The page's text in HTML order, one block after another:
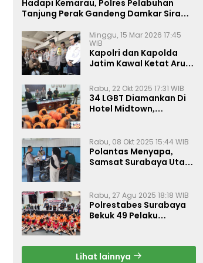
Hadapi Kemarau, Polres Pelabuhan
Tanjung Perak Gandeng Damkar Siram
Minggu, 15 Mar 2026 17:45
WIB
Kapolri dan Kapolda
Jatim Kawal Ketat Arus
Rabu, 22 Okt 2025 17:31 WIB
34 LGBT Diamankan Di
Hotel Midtown,
Rabu, 08 Okt 2025 15:44 WIB
Polantas Menyapa,
Samsat Surabaya Utara
Rabu, 27 Agu 2025 18:18 WIB
Polrestabes Surabaya
Bekuk 49 Pelaku
Gratis
Lihat lainnya